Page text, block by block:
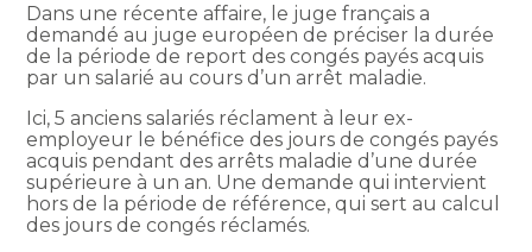
Dans une récente affaire, le juge français a
demandé au juge européen de préciser la durée
de la période de report des congés payés acquis
par un salarié au cours d’un arrêt maladie.
Ici, 5 anciens salariés réclament à leur ex-
employeur le bénéfice des jours de congés payés
acquis pendant des arrêts maladie d’une durée
supérieure à un an. Une demande qui intervient
hors de la période de référence, qui sert au calcul
des jours de congés réclamés.